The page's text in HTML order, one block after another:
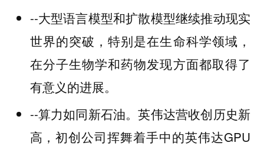
--大型语言模型和扩散模型继续推动现实
世界的突破，特别是在生命科学领域，
在分子生物学和药物发现方面都取得了
有意义的进展。
--算力如同新石油。英伟达营收创历史新
高，初创公司挥舞着手中的英伟达GPU